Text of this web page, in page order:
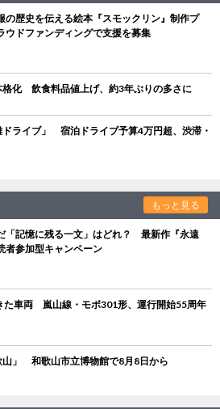
の歴史を伝える絵本『スモックリン』制作プ
ドファンディングで支援を募集
格化 飲食料品値上げ、約3年ぶりの多さに
ライブ」 宿泊ドライブ予算4万円超、渋滞・
もっと見る
「記憶に残る一文」はどれ？ 最新作『永遠
者参加型キャンペーン
た車両 嵐山線・モボ301形、運行開始55周年
山」 和歌山市立博物館で8月8日から